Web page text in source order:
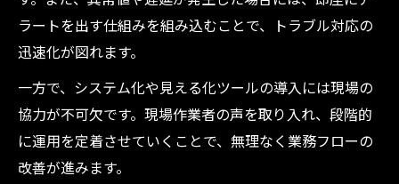
ラートを出す仕組みを組み込むことで、トラブル対応の
迅速化が図れます。
一方で、システム化や見える化ツールの導入には現場の
協力が不可欠です。現場作業者の声を取り入れ、段階的
に運用を定着させていくことで、無理なく業務フローの
改善が進みます。